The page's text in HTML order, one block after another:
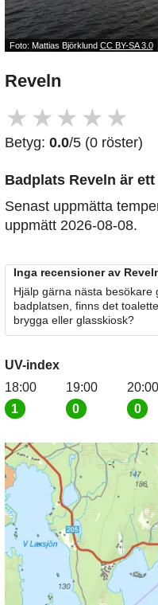
Foto: Mattias Björklund CC BY-SA 3.0
Reveln
★ ★ ★ ★ ★
Betyg: 0.0/5 (0 röster)
Badplats Reveln är
Senast uppmätta
uppmätt 2026-08-08.
Inga recensioner av
Hjälp gärna nästa
badplatsen, finns det
brygga eller glasskiosk?
UV-index
18:00
1
19:00
0
20:00
0